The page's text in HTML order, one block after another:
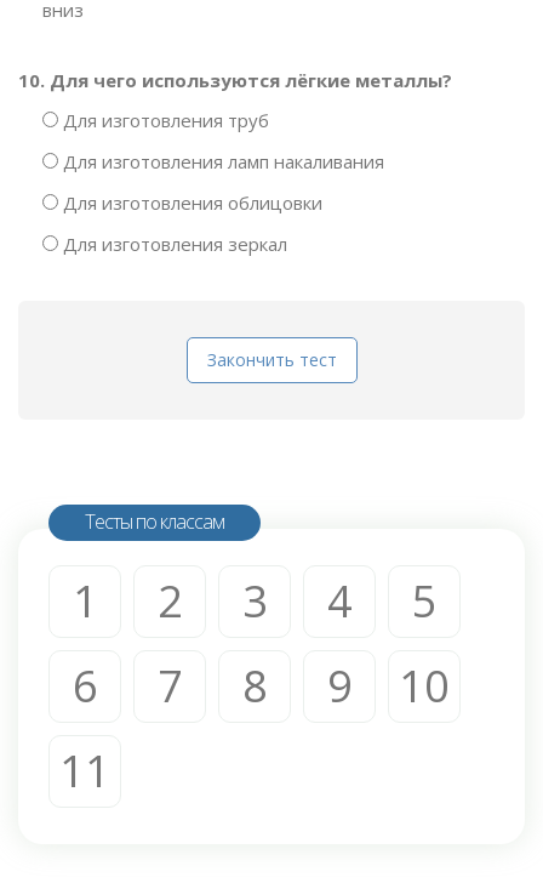
вниз
10. Для чего используются лёгкие металлы?
Для изготовления труб
Для изготовления ламп накаливания
Для изготовления облицовки
Для изготовления зеркал
Закончить тест
Тесты по классам
1 2 3 4
5
6
7 8 9
10
11